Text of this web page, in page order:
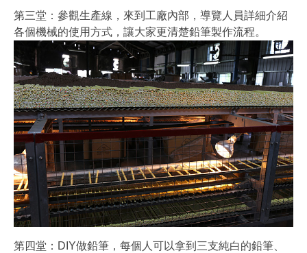
第三堂：參觀生產線，來到工廠內部，導覽人員詳細介紹
各個機械的使用方式，讓大家更清楚鉛筆製作流程。
第四堂：DIY做鉛筆，每個人可以拿到三支純白的鉛筆、